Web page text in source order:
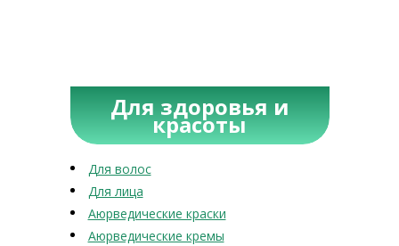
Для здоровья и
красоты
Для волос
Для лица
Аюрведические краски
Аюрведические кремы